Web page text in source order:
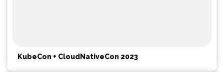
KubeCon + CloudNativeCon 2023